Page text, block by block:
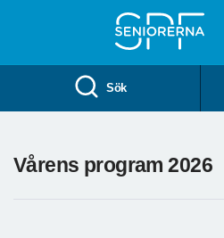
Sök
Vårens program 2026